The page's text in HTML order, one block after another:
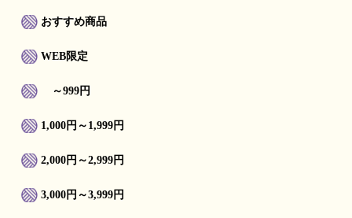
おすすめ商品
WEB限定
～999円
1,000円～1,999円
2,000円～2,999円
3,000円～3,999円